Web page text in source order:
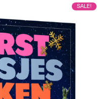
SALE!